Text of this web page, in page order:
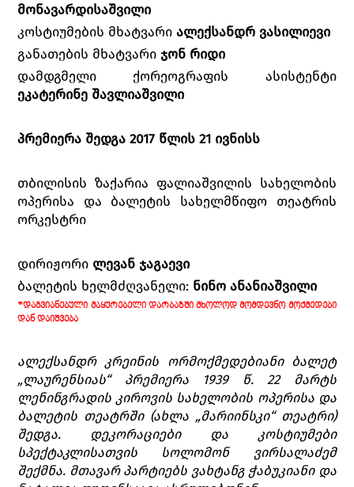
მონავარდისაშვილი
კოსტიუმების მხატვარიალექსანდრ ვასილიევი
განათების მხატვარი ჯონ რიდი
დამდგმელი ქორეოგრაფის ასისტენტი
ეკატერინე შავლიაშვილი
პრემიერა შედგა 2017 წლის 21 ივნისს
თბილისის ზაქარია ფალიაშვილის სახელობის
ოპერისა და ბალეტის სახელმწიფო თეატრის
ორკესტრი
დირიჟორი ლევან ჯაგაევი
ბალეტის ხელმძღვანელი: ნინო ანანიაშვილი
*ᲓᲐᲒᲕᲘᲐᲜᲔᲑᲣᲚᲘ ᲛᲐᲧᲣᲠᲔᲑᲔᲚᲘ ᲓᲐᲠᲑᲐᲖᲨᲘ ᲛᲮᲝᲚᲝᲓ ᲛᲝᲛᲓᲔᲕᲜᲝ ᲛᲝᲥᲛᲔᲓᲔᲑᲘ
ᲓᲐᲜ ᲓᲐᲘᲨᲕᲔᲑᲐ
ალექსანდრ კრეინის ორმოქმედებიანი ბალეტ
„ლაურენსიას“ პრემიერა 1939 წ. 22 მარტს
ლენინგრადის კიროვის სახელობის ოპერისა და
ბალეტის თეატრში (ახლა „მარიინსკი“ თეატრი)
შედგა. დეკორაციები და კოსტიუმები
სპექტაკლისათვის სოლომონ ვირსალაძემ
შექმნა. მთავარ პარტიებს ვახტანგ ჭაბუკიანი და